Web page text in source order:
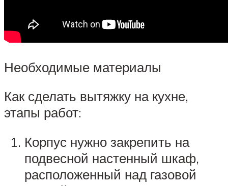
Необходимые материалы
Как сделать вытяжку на кухне,
этапы работ:
Корпус нужно закрепить на
подвесной настенный шкаф,
расположенный над газовой